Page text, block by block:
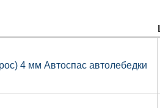
4 мм Автоспас автолебедки